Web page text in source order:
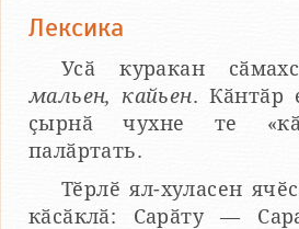
Лексика
Усӑ куракан
мальен, кайьен. Кӑнтӑр
ҫырнӑ чухне те
палӑртать.
Тӗрлӗ ял-хуласен
кӑсӑклӑ: Сарӑту —